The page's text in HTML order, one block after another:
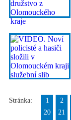
Stránka: 1 2
20
21